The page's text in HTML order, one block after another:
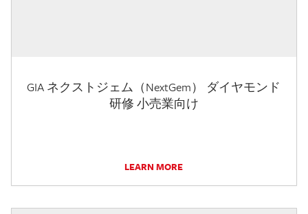
GIA ネクストジェム（NextGem） ダイヤモンド
研修 小売業向け
LEARN MORE